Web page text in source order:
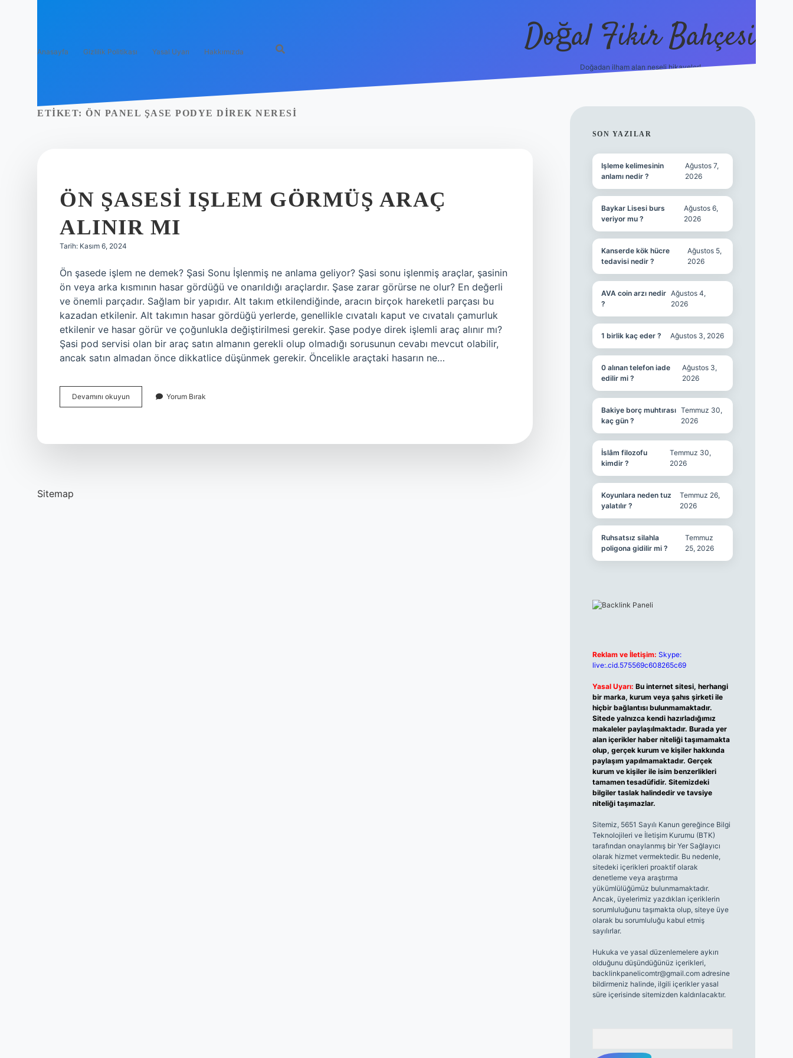
Anasayfa Gizlilik Politikası Yasal Uyarı Hakkımızda Doğal Fikir Bahçesi
Doğadan ilham alan neşeli hikayeler!
ETIKET: ÖN PANEL ŞASE PODYE DIREK NERESI
ÖN ŞASESI IŞLEM GÖRMÜŞ ARAÇ
ALINIR MI
Tarih: Kasım 6, 2024
Ön şasede işlem ne demek? Şasi Sonu İşlenmiş ne anlama geliyor? Şasi sonu işlenmiş araçlar, şasinin
ön veya arka kısmının hasar gördüğü ve onarıldığı araçlardır. Şase zarar görürse ne olur? En değerli
ve önemli parçadır. Sağlam bir yapıdır. Alt takım etkilendiğinde, aracın birçok hareketli parçası bu
kazadan etkilenir. Alt takımın hasar gördüğü yerlerde, genellikle cıvatalı kaput ve cıvatalı çamurluk
etkilenir ve hasar görür ve çoğunlukla değiştirilmesi gerekir. Şase podye direk işlemli araç alınır mı?
Şasi pod servisi olan bir araç satın almanın gerekli olup olmadığı sorusunun cevabı mevcut olabilir,
ancak satın almadan önce dikkatlice düşünmek gerekir. Öncelikle araçtaki hasarın ne…
Devamını okuyun
Şasesi
Yorum Bırak
Sitemap
SIDEBAR
SON YAZILAR
Işleme kelimesinin
anlamı nedir ?
Ağustos 7,
2026
Baykar Lisesi burs
veriyor mu ?
Ağustos 6,
2026
Kanserde kök hücre
tedavisi nedir ?
Ağustos 5,
2026
AVA coin arzı nedir
?
Ağustos 4,
2026
1 birlik kaç eder ? Ağustos 3, 2026
0 alınan telefon iade
edilir mi ?
Ağustos 3,
2026
Bakiye borç muhtırası
kaç gün ?
Temmuz 30,
2026
İslâm filozofu
kimdir ?
Temmuz 30,
2026
Koyunlara neden tuz
yalatılır ?
Temmuz 26,
2026
Ruhsatsız silahla
poligona gidilir mi ?
Temmuz
25, 2026
Reklam ve İletişim: Skype:
live:.cid.575569c608265c69
Yasal Uyarı: Bu internet sitesi, herhangi
bir marka, kurum veya şahıs şirketi ile
hiçbir bağlantısı bulunmamaktadır.
Sitede yalnızca kendi hazırladığımız
makaleler paylaşılmaktadır. Burada yer
alan içerikler haber niteliği taşımamakta
olup, gerçek kurum ve kişiler hakkında
paylaşım yapılmamaktadır. Gerçek
kurum ve kişiler ile isim benzerlikleri
tamamen tesadüfidir. Sitemizdeki
bilgiler taslak halindedir ve tavsiye
niteliği taşımazlar.
Sitemiz, 5651 Sayılı Kanun gereğince Bilgi
Teknolojileri ve İletişim Kurumu (BTK)
tarafından onaylanmış bir Yer Sağlayıcı
olarak hizmet vermektedir. Bu nedenle,
sitedeki içerikleri proaktif olarak
denetleme veya araştırma
yükümlülüğümüz bulunmamaktadır.
Ancak, üyelerimiz yazdıkları içeriklerin
sorumluluğunu taşımakta olup, siteye üye
olarak bu sorumluluğu kabul etmiş
sayılırlar.
Hukuka ve yasal düzenlemelere aykırı
olduğunu düşündüğünüz içerikleri,
backlinkpanelicomtr@gmail.comadresine
bildirmeniz halinde, ilgili içerikler yasal
süre içerisinde sitemizden kaldırılacaktır.